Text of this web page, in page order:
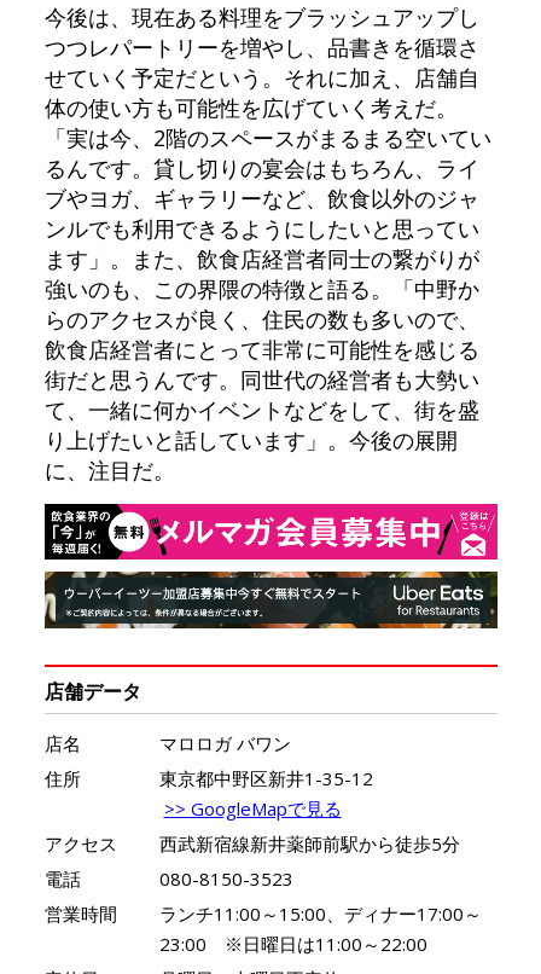
今後は、現在ある料理をブラッシュアップし
つつレパートリーを増やし、品書きを循環さ
せていく予定だという。それに加え、店舗自
体の使い方も可能性を広げていく考えだ。
「実は今、2階のスペースがまるまる空いてい
るんです。貸し切りの宴会はもちろん、ライ
ブやヨガ、ギャラリーなど、飲食以外のジャ
ンルでも利用できるようにしたいと思ってい
ます」。また、飲食店経営者同士の繋がりが
強いのも、この界隈の特徴と語る。「中野か
らのアクセスが良く、住民の数も多いので、
飲食店経営者にとって非常に可能性を感じる
街だと思うんです。同世代の経営者も大勢い
て、一緒に何かイベントなどをして、街を盛
り上げたいと話しています」。今後の展開
に、注目だ。
店舗データ
店名
マロロガ バワン
住所
東京都中野区新井1-35-12
>> GoogleMapで見る
アクセス
西武新宿線新井薬師前駅から徒歩5分
電話
080-8150-3523
営業時間
ランチ11:00～15:00、ディナー17:00～
23:00 ※日曜日は11:00～22:00